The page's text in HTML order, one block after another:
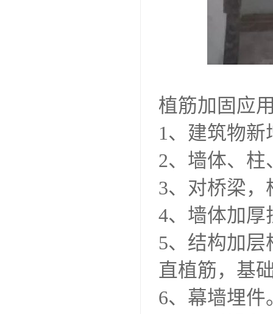
植筋加固应
1、建筑物
2、墙体、柱
3、对桥梁
4、墙体加厚
5、结构加
直植筋，基
6、幕墙埋件